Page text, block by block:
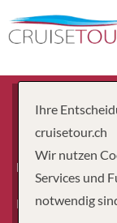
Erwachsene
Kinder
Ihre
cruisetour.ch
Wir nutzen
Services und
notwendig